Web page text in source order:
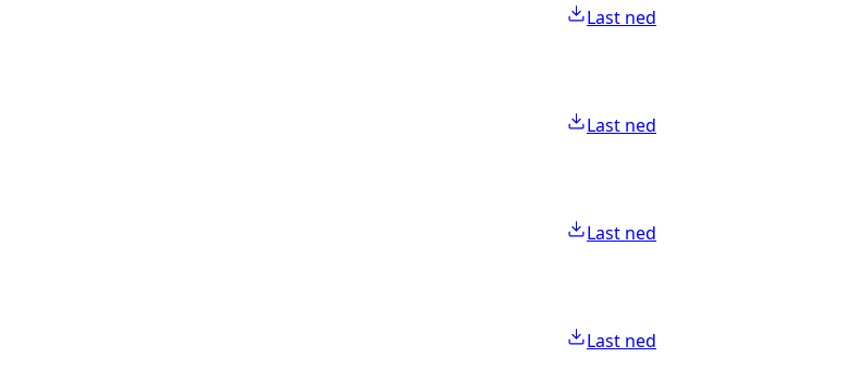
Last ned
Last ned
Last ned
Last ned